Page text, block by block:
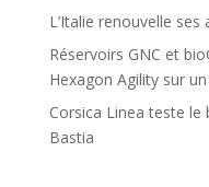
L’Italie renouvelle
Réservoirs GNC et
Hexagon Agility sur
Corsica Linea teste le
Bastia